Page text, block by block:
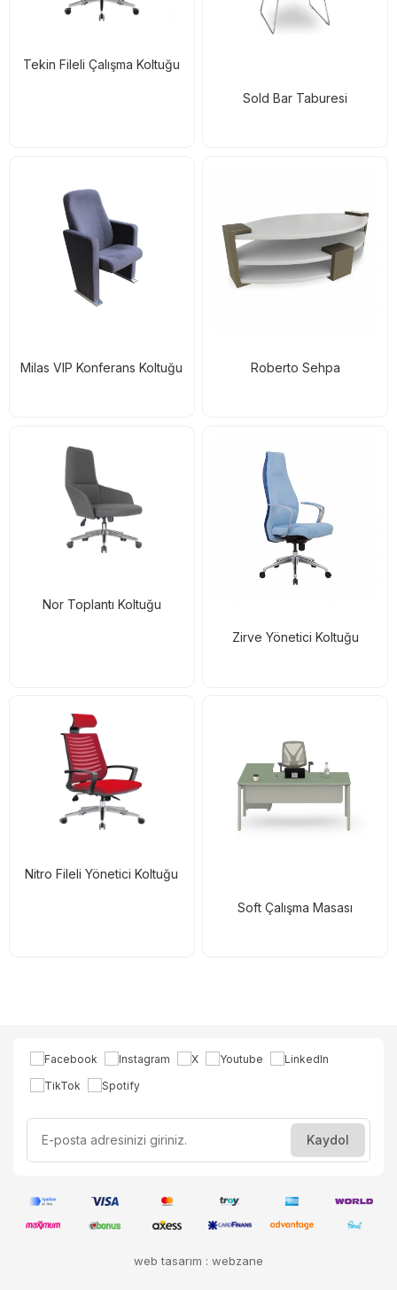
Tekin Fileli Çalışma Koltuğu
Sold Bar Taburesi
Milas VIP Konferans Koltuğu Roberto Sehpa
Nor Toplantı Koltuğu
Zirve Yönetici Koltuğu
Nitro Fileli Yönetici Koltuğu
Soft Çalışma Masası
web tasarım : webzane